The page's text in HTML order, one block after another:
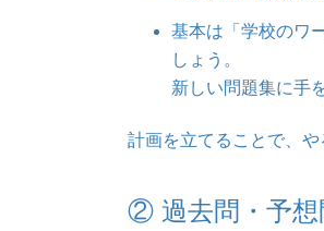
基本は「学校のワ
しょう。
新しい問題集に手
計画を立てることで、や
② 過去問・予想